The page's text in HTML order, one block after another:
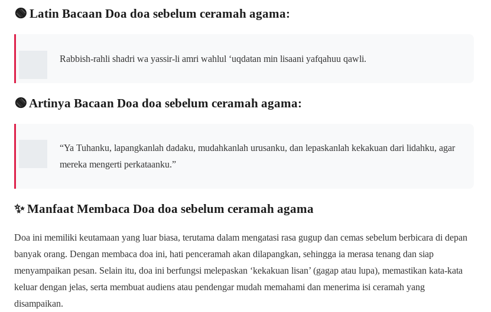
🟢 Latin Bacaan Doa doa sebelum ceramah agama:
Rabbish-rahli shadri wa yassir-li amri wahlul ‘uqdatan min lisaani yafqahuu qawli.
🟢 Artinya Bacaan Doa doa sebelum ceramah agama:
“Ya Tuhanku, lapangkanlah dadaku, mudahkanlah urusanku, dan lepaskanlah kekakuan dari lidahku, agar
mereka mengerti perkataanku.”
✨ Manfaat Membaca Doa doa sebelum ceramah agama
Doa ini memiliki keutamaan yang luar biasa, terutama dalam mengatasi rasa gugup dan cemas sebelum berbicara di depan
banyak orang. Dengan membaca doa ini, hati penceramah akan dilapangkan, sehingga ia merasa tenang dan siap
menyampaikan pesan. Selain itu, doa ini berfungsi melepaskan ‘kekakuan lisan’ (gagap atau lupa), memastikan kata-kata
keluar dengan jelas, serta membuat audiens atau pendengar mudah memahami dan menerima isi ceramah yang
disampaikan.